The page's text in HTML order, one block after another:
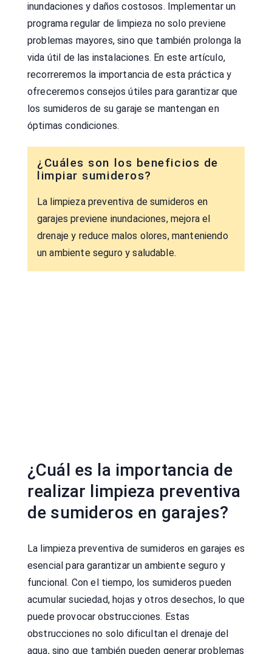
inundaciones y daños costosos. Implementar un
programa regular de limpieza no solo previene
problemas mayores, sino que también prolonga la
vida útil de las instalaciones. En este artículo,
recorreremos la importancia de esta práctica y
ofreceremos consejos útiles para garantizar que
los sumideros de su garaje se mantengan en
óptimas condiciones.
¿Cuáles son los beneficios de
limpiar sumideros?
La limpieza preventiva de sumideros en
garajes previene inundaciones, mejora el
drenaje y reduce malos olores, manteniendo
un ambiente seguro y saludable.
¿Cuál es la importancia de
realizar limpieza preventiva
de sumideros en garajes?
La limpieza preventiva de sumideros en garajes es
esencial para garantizar un ambiente seguro y
funcional. Con el tiempo, los sumideros pueden
acumular suciedad, hojas y otros desechos, lo que
puede provocar obstrucciones. Estas
obstrucciones no solo dificultan el drenaje del
agua, sino que también pueden generar problemas